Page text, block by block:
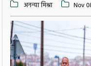
अनन्या मिश्रा Nov